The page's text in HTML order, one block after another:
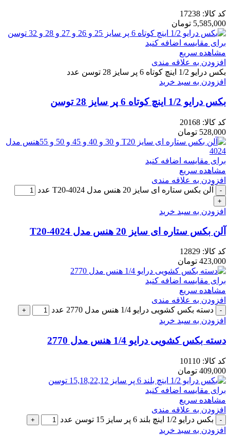
کد کالا: 17238
5,585,000 تومان
برای مقایسه اضافه کنید
مشاهده سریع
افزودن به علاقه مندی
بکس درایو 1/2 اینچ کوتاه 6 پر سایز 28 توسن عدد
افزودن به سبد خرید
بکس درایو 1/2 اینچ کوتاه 6 پر سایز 28 توسن
کد کالا: 20168
528,000 تومان
برای مقایسه اضافه کنید
مشاهده سریع
افزودن به علاقه مندی
آلن بکس ستاره ای سایز 20 هنس مدل 4024-T20 عدد
افزودن به سبد خرید
آلن بکس ستاره ای سایز 20 هنس مدل 4024-T20
کد کالا: 12829
423,000 تومان
برای مقایسه اضافه کنید
مشاهده سریع
افزودن به علاقه مندی
دسته بکس کشویی درایو 1/4 هنس مدل 2770 عدد
افزودن به سبد خرید
دسته بکس کشویی درایو 1/4 هنس مدل 2770
کد کالا: 10110
409,000 تومان
برای مقایسه اضافه کنید
مشاهده سریع
افزودن به علاقه مندی
بکس درایو 1/2 اینچ بلند 6 پر سایز 15 توسن عدد
افزودن به سبد خرید